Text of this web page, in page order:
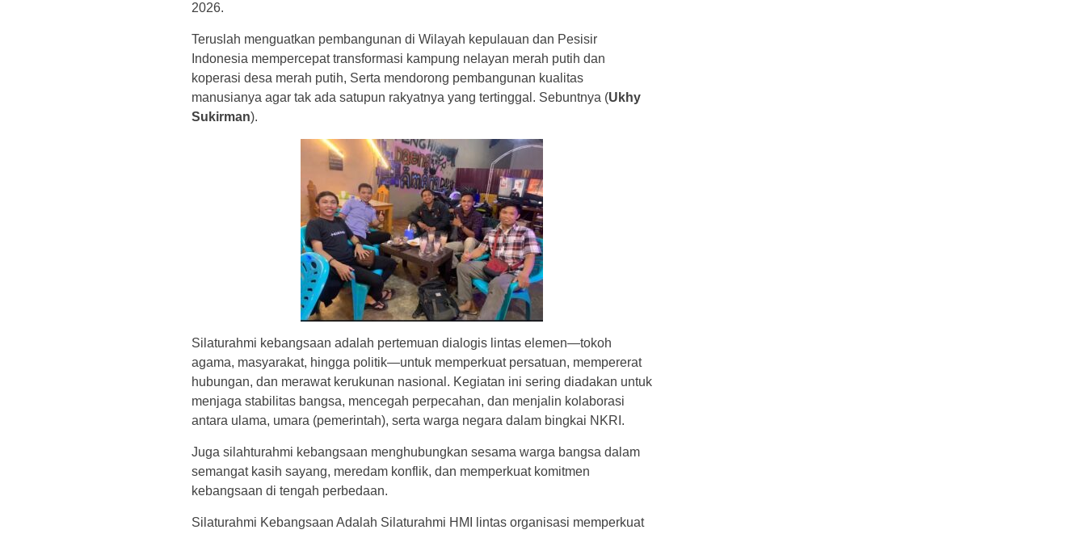
2026.
Teruslah menguatkan pembangunan di Wilayah kepulauan dan Pesisir
Indonesia mempercepat transformasi kampung nelayan merah putih dan
koperasi desa merah putih, Serta mendorong pembangunan kualitas
manusianya agar tak ada satupun rakyatnya yang tertinggal. Sebuntnya (Ukhy
Sukirman).
Silaturahmi kebangsaan adalah pertemuan dialogis lintas elemen—tokoh
agama, masyarakat, hingga politik—untuk memperkuat persatuan, mempererat
hubungan, dan merawat kerukunan nasional. Kegiatan ini sering diadakan untuk
menjaga stabilitas bangsa, mencegah perpecahan, dan menjalin kolaborasi
antara ulama, umara (pemerintah), serta warga negara dalam bingkai NKRI.
Juga silahturahmi kebangsaan menghubungkan sesama warga bangsa dalam
semangat kasih sayang, meredam konflik, dan memperkuat komitmen
kebangsaan di tengah perbedaan.
Silaturahmi Kebangsaan Adalah Silaturahmi HMI lintas organisasi memperkuat